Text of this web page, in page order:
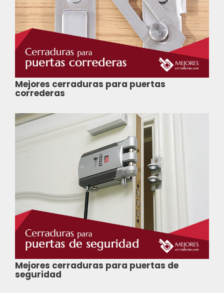
Mejores cerraduras para puertas
correderas
Mejores cerraduras para puertas de
seguridad